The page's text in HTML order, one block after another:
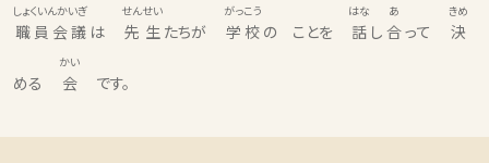
職員会議
しょくいんかいぎ
は 先生
せんせい
たちが 学校
がっこう
の ことを 話
はな
し 合
あ
って 決
きめ
める 会
かい
です。